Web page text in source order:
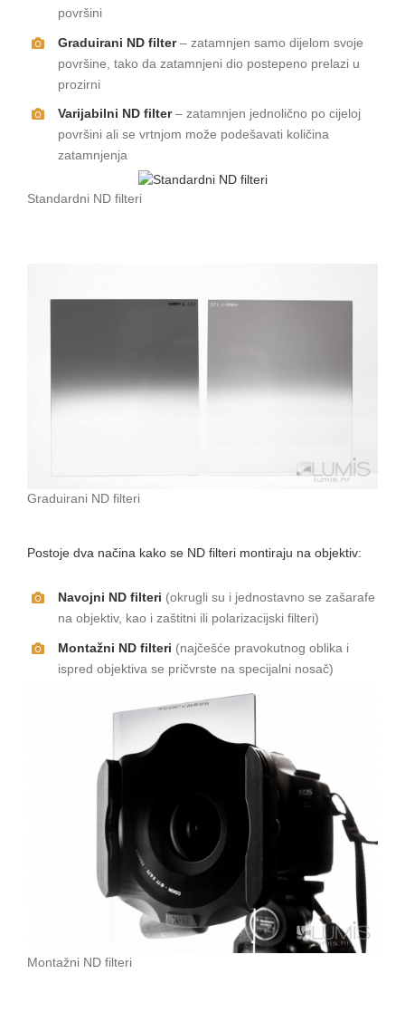
površini
Graduirani ND filter– zatamnjen samo dijelom svoje
površine, tako da zatamnjeni dio postepeno prelazi u
prozirni
Varijabilni ND filter– zatamnjen jednolično po cijeloj
površini ali se vrtnjom može podešavati količina
zatamnjenja
Standardni ND filteri
Graduirani ND filteri
Postoje dva načina kako se ND filteri montiraju na objektiv:
Navojni ND filteri (okrugli su i jednostavno se zašarafe
na objektiv, kao i zaštitni ili polarizacijski filteri)
Montažni ND filteri (najčešće pravokutnog oblika i
ispred objektiva se pričvrste na specijalni nosač)
Montažni ND filteri